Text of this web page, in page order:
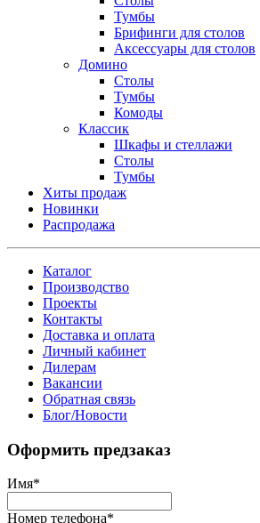
Тумбы
Брифинги для столов
Аксессуары для столов
Домино
Столы
Тумбы
Комоды
Классик
Шкафы и стеллажи
Столы
Тумбы
Хиты продаж
Новинки
Распродажа
Каталог
Производство
Проекты
Контакты
Доставка и оплата
Личный кабинет
Дилерам
Вакансии
Обратная связь
Блог/Новости
Оформить предзаказ
Имя*
Номер телефона*